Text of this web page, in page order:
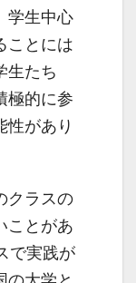
学生中心
ことには
生たち
極的に参
性があり
クラスの
ことがあ
で実践が